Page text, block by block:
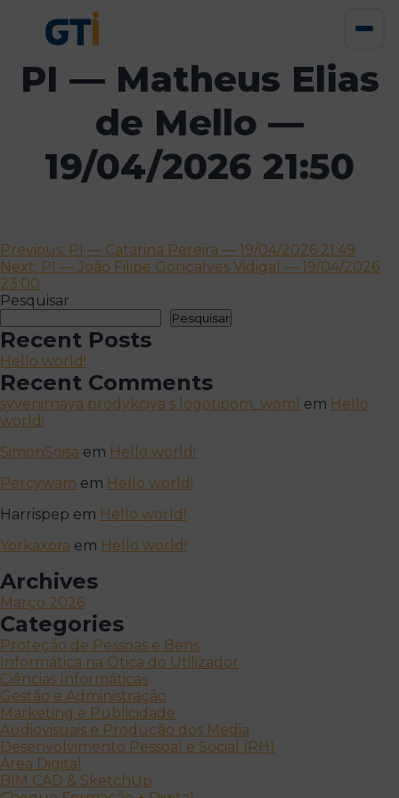
PI — Matheus Elias
de Mello —
19/04/2026 21:50
Navegação
de
artigos
Previous: PI — Catarina Pereira — 19/04/2026 21:49
Next: PI — João Filipe Gonçalves Vidigal — 19/04/2026
23:00
Pesquisar
Pesquisar
Recent Posts
Hello world!
Recent Comments
syvenirnaya prodykciya s logotipom_woml em Hello
world!
SimonSoisa em Hello world!
Percywam em Hello world!
Harrispep em Hello world!
Yorkaxora em Hello world!
Archives
Março 2026
Categories
Proteção de Pessoas e Bens
Informática na Ótica do Utilizador
Ciências Informáticas
Gestão e Administração
Marketing e Publicidade
Audiovisuais e Produção dos Media
Desenvolvimento Pessoal e Social (RH)
Área Digital
BIM CAD & SketchUp